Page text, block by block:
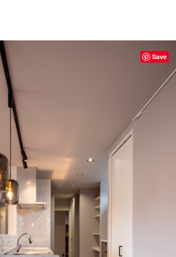
Save